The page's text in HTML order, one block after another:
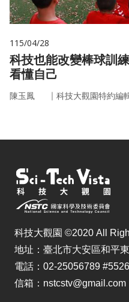
115/04/28
科技也能改變棒球訓
看懂自己
陳玉鳳 ｜ 科技大觀園特約編
科技大觀園 ©2020 All
地址：臺北市大安區和平
電話：02-25056789 #5526
信箱：nstcstv@gmail.com